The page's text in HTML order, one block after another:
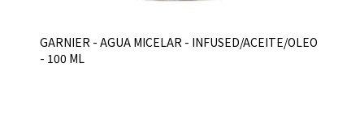
GARNIER - AGUA MICELAR - INFUSED/ACEITE/OLEO
- 100 ML